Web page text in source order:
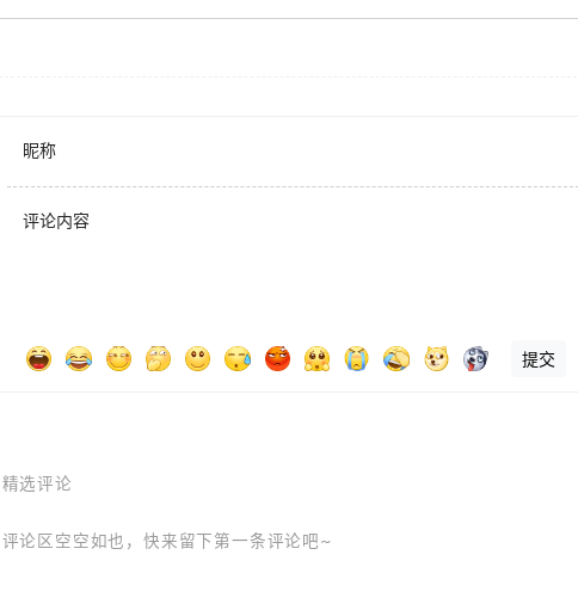
昵称
评论内容
提交
精选评论
评论区空空如也，快来留下第一条评论吧~